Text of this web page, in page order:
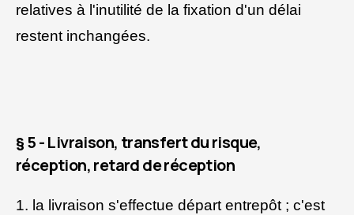
relatives à l'inutilité de la fixation d'un délai
restent inchangées.
§ 5 - Livraison, transfert du risque,
réception, retard de réception
1. la livraison s'effectue départ entrepôt ; c'est